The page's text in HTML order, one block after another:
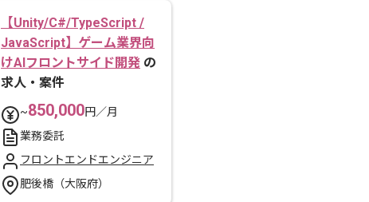
【Unity/C#/TypeScript /
JavaScript】ゲーム業界向
けAIフロントサイド開発 の
求人・案件
~850,000円／月
業務委託
フロントエンドエンジニア
肥後橋（大阪府）